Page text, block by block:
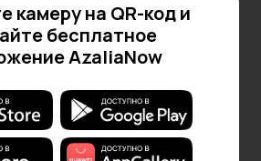
камеру на QR-код и
бесплатное
AzaliaNow